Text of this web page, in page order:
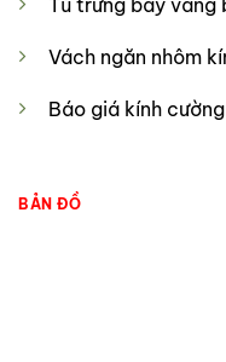
Vách ngăn nhôm
Báo giá kính
BẢN ĐỒ